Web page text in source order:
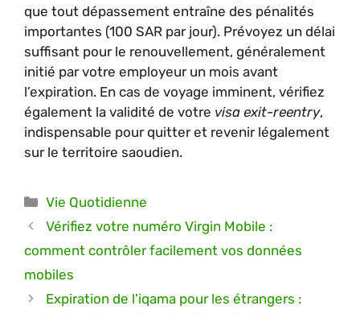
que tout dépassement entraîne des pénalités
importantes (100 SAR par jour). Prévoyez un délai
suffisant pour le renouvellement, généralement
initié par votre employeur un mois avant
l’expiration. En cas de voyage imminent, vérifiez
également la validité de votre visa exit-reentry,
indispensable pour quitter et revenir légalement
sur le territoire saoudien.
Catégories
Vie Quotidienne
Vérifiez votre numéro Virgin Mobile :
comment contrôler facilement vos données
mobiles
Expiration de l’iqama pour les étrangers :